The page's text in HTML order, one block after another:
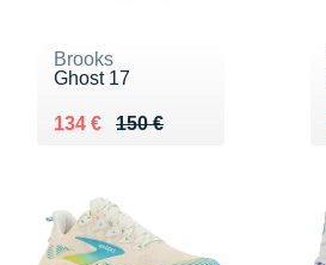
Brooks
Ghost 17
150 €
Au lieu de 150 €
134 €
Vendu 134 €